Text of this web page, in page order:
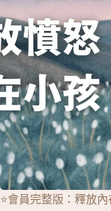
⭐會員完整版：釋放